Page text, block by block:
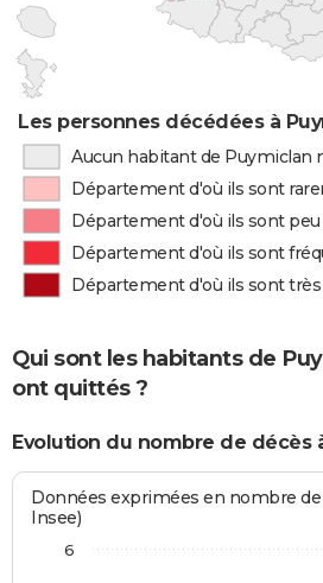
Les personnes décédées à
Aucun habitant de Puymiclan
Département d'où ils sont
Département d'où ils sont
Département d'où ils sont
Département d'où ils sont
Qui sont les habitants de
ont quittés ?
Evolution du nombre de décès
Données exprimées en nombre de
Insee)
6